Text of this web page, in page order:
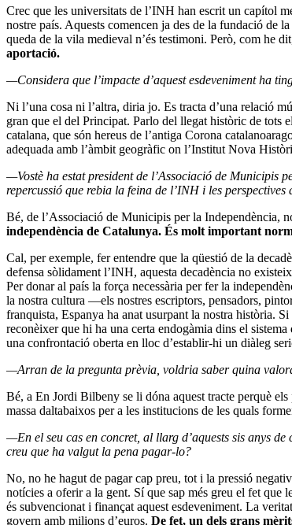
Crec que les universitats de l’INH han escrit un capítol
nostre país. Aquests comencen ja des de la fundació de
queda de la vila medieval n’és testimoni. Però, com he
aportació.
—Considera que l’impacte d’aquest esdeveniment ha
Ni l’una cosa ni l’altra, diria jo. Es tracta d’una relació
gran que el del Principat. Parlo del llegat històric de tots
catalana, que són hereus de l’antiga Corona
adequada amb l’àmbit geogràfic on l’Institut Nova
—Vostè ha estat president de l’Associació de Municipis
repercussió que rebia la feina de l’INH i les perspectives
Bé, de l’Associació de Municipis per la Independència,
independència de Catalunya. És molt important
Cal, per exemple, fer entendre que la qüestió de la
defensa sòlidament l’INH, aquesta decadència no
Per donar al país la força necessària per fer la
la nostra cultura ―els nostres escriptors, pensadors,
franquista, Espanya ha anat usurpant la nostra història.
reconèixer que hi ha una certa endogàmia dins el
una confrontació oberta en lloc d’establir-hi un diàleg
—Arran de la pregunta prèvia, voldria saber quina
Bé, a En Jordi Bilbeny se li dóna aquest tracte perquè
massa daltabaixos per a les institucions de les quals
—En el seu cas en concret, al llarg d’aquests sis anys
creu que ha valgut la pena pagar-lo?
No, no he hagut de pagar cap preu, tot i la pressió
notícies a oferir a la gent. Sí que sap més greu el fet que
és subvencionat i finançat aquest esdeveniment. La
govern amb milions d’euros. De fet, un dels grans